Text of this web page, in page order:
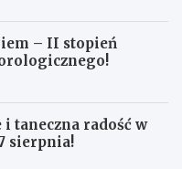
– II stopień
i taneczna radość w
sierpnia!